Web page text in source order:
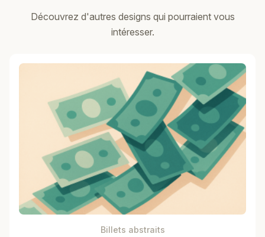
Découvrez d'autres designs qui pourraient vous
intéresser.
Billets abstraits